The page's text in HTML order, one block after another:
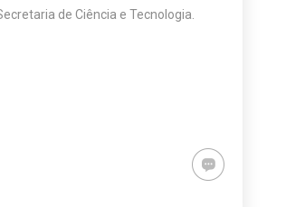
de Ciência e Tecnologia.